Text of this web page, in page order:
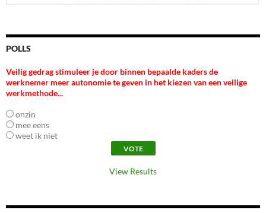
POLLS
Veilig gedrag stimuleer je door binnen bepaalde kaders de
werknemer meer autonomie te geven in het kiezen van een veilige
werkmethode...
onzin
mee eens
weet ik niet
View Results